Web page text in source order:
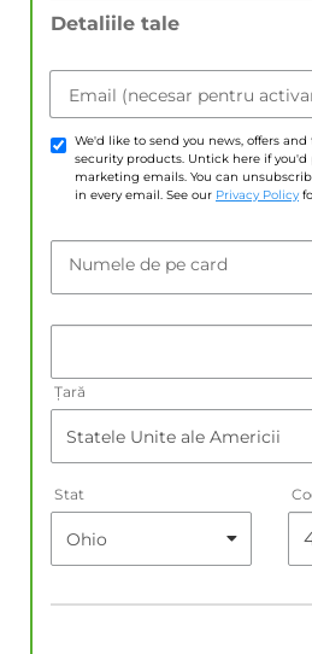
Detaliile tale
Email (necesar pentru
We'd like to send you news, offers
security products. Untick here if you'd
marketing emails. You can
in every email. See our Privacy Policy
Numele de pe card
Țară
Stat